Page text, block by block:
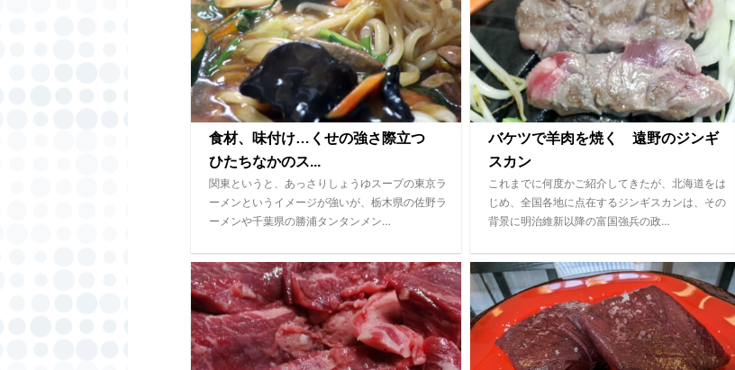
食材、味付け…くせの強さ際立つ
ひたちなかのス...
関東というと、あっさりしょうゆスープの東京ラ
ーメンというイメージが強いが、栃木県の佐野ラ
ーメンや千葉県の勝浦タンタンメン…
バケツで羊肉を焼く 遠野のジンギ
スカン
これまでに何度かご紹介してきたが、北海道をは
じめ、全国各地に点在するジンギスカンは、その
背景に明治維新以降の富国強兵の政…